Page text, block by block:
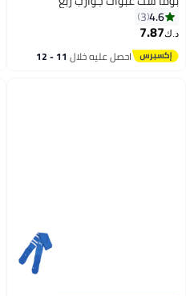
4.6
3
د.ك‏7.87
احصل عليه خلال 11 - 12